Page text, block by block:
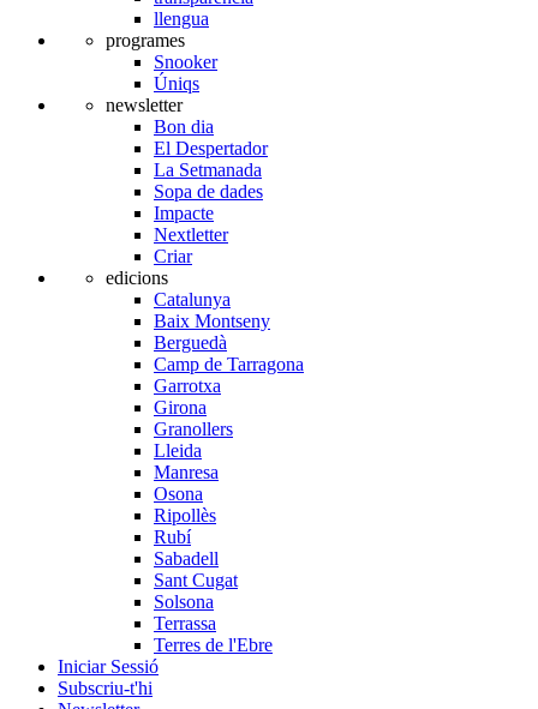
llengua
programes
Snooker
Úniqs
newsletter
Bon dia
El Despertador
La Setmanada
Sopa de dades
Impacte
Nextletter
Criar
edicions
Catalunya
Baix Montseny
Berguedà
Camp de Tarragona
Garrotxa
Girona
Granollers
Lleida
Manresa
Osona
Ripollès
Rubí
Sabadell
Sant Cugat
Solsona
Terrassa
Terres de l'Ebre
Iniciar Sessió
Subscriu-t'hi